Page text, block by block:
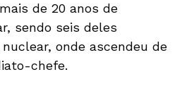
de 20 anos de
sendo seis deles
onde ascendeu de
chefe.